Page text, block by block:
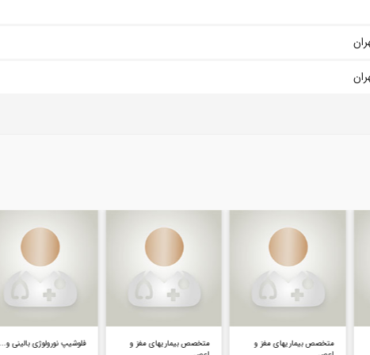
متخصص بیماریهای مغز و
متخصص بیماریهای مغز و
فلوشیپ نورولوژی بالینی و...